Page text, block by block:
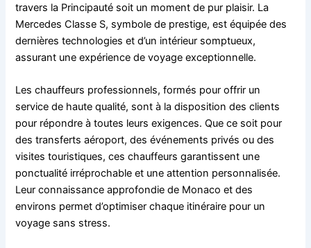
travers la Principauté soit un moment de pur plaisir. La
Mercedes Classe S, symbole de prestige, est équipée des
dernières technologies et d’un intérieur somptueux,
assurant une expérience de voyage exceptionnelle.
Les chauffeurs professionnels, formés pour offrir un
service de haute qualité, sont à la disposition des clients
pour répondre à toutes leurs exigences. Que ce soit pour
des transferts aéroport, des événements privés ou des
visites touristiques, ces chauffeurs garantissent une
ponctualité irréprochable et une attention personnalisée.
Leur connaissance approfondie de Monaco et des
environs permet d’optimiser chaque itinéraire pour un
voyage sans stress.